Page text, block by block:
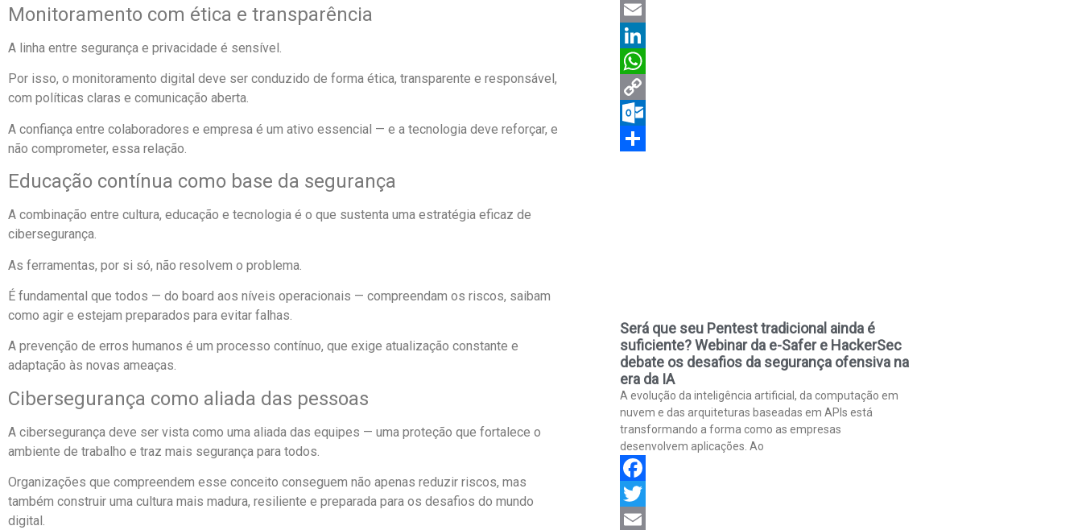
Monitoramento com ética e transparência
A linha entre segurança e privacidade é sensível.
Por isso, o monitoramento digital deve ser conduzido de forma ética, transparente e responsável,
com políticas claras e comunicação aberta.
A confiança entre colaboradores e empresa é um ativo essencial — e a tecnologia deve reforçar, e
não comprometer, essa relação.
Educação contínua como base da segurança
A combinação entre cultura, educação e tecnologia é o que sustenta uma estratégia eficaz de
cibersegurança.
As ferramentas, por si só, não resolvem o problema.
É fundamental que todos — do board aos níveis operacionais — compreendam os riscos, saibam
como agir e estejam preparados para evitar falhas.
A prevenção de erros humanos é um processo contínuo, que exige atualização constante e
adaptação às novas ameaças.
Cibersegurança como aliada das pessoas
A cibersegurança deve ser vista como uma aliada das equipes — uma proteção que fortalece o
ambiente de trabalho e traz mais segurança para todos.
Organizações que compreendem esse conceito conseguem não apenas reduzir riscos, mas
também construir uma cultura mais madura, resiliente e preparada para os desafios do mundo
digital.
Twitter
Email
LinkedIn
WhatsApp
Copy
Link
Outlook.com
Será que seu Pentest tradicional ainda é
suficiente? Webinar da e-Safer e HackerSec
debate os desafios da segurança ofensiva na
era da IA
A evolução da inteligência artificial, da computação em
nuvem e das arquiteturas baseadas em APIs está
transformando a forma como as empresas
desenvolvem aplicações. Ao
Facebook
Twitter